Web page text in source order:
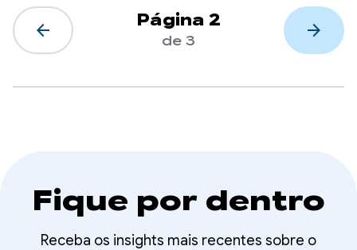
arrow_back Página 2
de 3 arrow_forward
Fique por dentro
Receba os insights mais recentes sobre o